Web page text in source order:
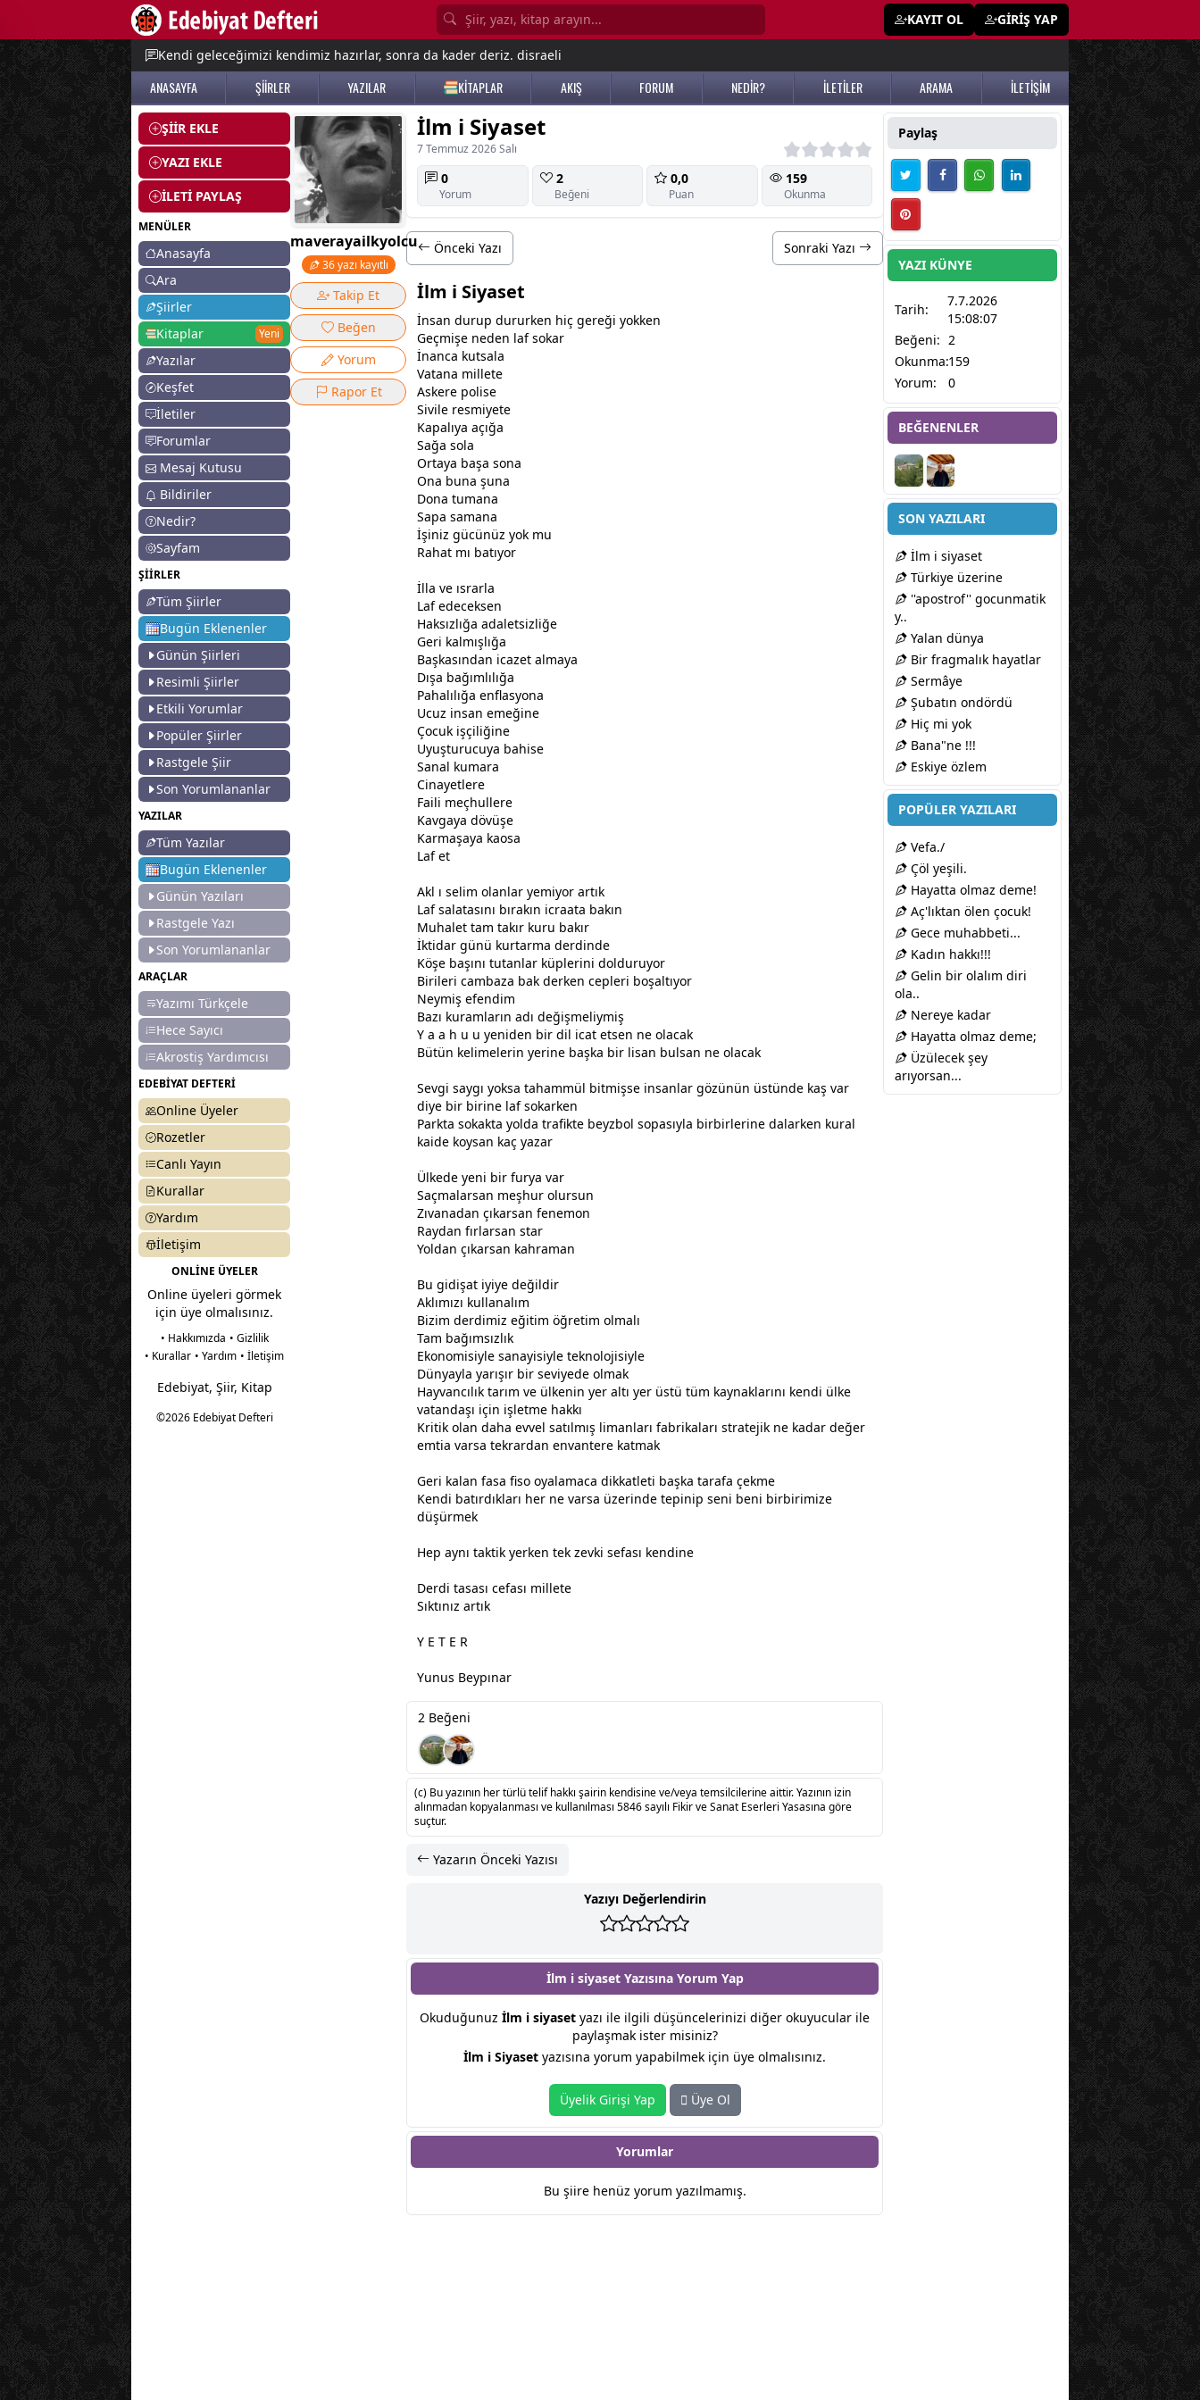
KAYIT OL GİRİŞ YAP
Kendi geleceğimizi kendimiz hazırlar, sonra da kader deriz. disraeli
ANASAYFA ŞİİRLER YAZILAR KİTAPLAR AKIŞ FORUM NEDİR? İLETİLER ARAMA İLETİŞİM
ŞİİR EKLE
YAZI EKLE
İLETİ PAYLAŞ
MENÜLER
Anasayfa
Ara
Şiirler
Kitaplar
Yeni
Yazılar
Keşfet
İletiler
Forumlar
Mesaj Kutusu
Bildiriler
Nedir?
Sayfam
ŞİİRLER
Tüm Şiirler
Bugün Eklenenler
Günün Şiirleri
Resimli Şiirler
Etkili Yorumlar
Popüler Şiirler
Rastgele Şiir
Son Yorumlananlar
YAZILAR
Tüm Yazılar
Bugün Eklenenler
Günün Yazıları
Rastgele Yazı
Son Yorumlananlar
ARAÇLAR
Yazımı Türkçele
Hece Sayıcı
Akrostiş Yardımcısı
EDEBİYAT DEFTERİ
Online Üyeler
Rozetler
Canlı Yayın
Kurallar
Yardım
İletişim
ONLİNE ÜYELER
Online üyeleri görmek
için üye olmalısınız.
• Hakkımızda • Gizlilik
• Kurallar • Yardım • İletişim
Edebiyat, Şiir, Kitap
©2026 Edebiyat Defteri
maverayailkyolcu
36 yazı kayıtlı
Takip Et
Beğen
Yorum
Rapor Et
İlm i Siyaset
7 Temmuz 2026 Salı
0
Yorum
2
Beğeni
0,0
Puan
159
Okunma
Önceki Yazı Sonraki Yazı
İlm i Siyaset
İnsan durup dururken hiç gereği yokken
Geçmişe neden laf sokar
İnanca kutsala
Vatana millete
Askere polise
Sivile resmiyete
Kapalıya açığa
Sağa sola
Ortaya başa sona
Ona buna şuna
Dona tumana
Sapa samana
İşiniz gücünüz yok mu
Rahat mı batıyor
İlla ve ısrarla
Laf edeceksen
Haksızlığa adaletsizliğe
Geri kalmışlığa
Başkasından icazet almaya
Dışa bağımlılığa
Pahalılığa enflasyona
Ucuz insan emeğine
Çocuk işçiliğine
Uyuşturucuya bahise
Sanal kumara
Cinayetlere
Faili meçhullere
Kavgaya dövüşe
Karmaşaya kaosa
Laf et
Akl ı selim olanlar yemiyor artık
Laf salatasını bırakın icraata bakın
Muhalet tam takır kuru bakır
İktidar günü kurtarma derdinde
Köşe başını tutanlar küplerini dolduruyor
Birileri cambaza bak derken cepleri boşaltıyor
Neymiş efendim
Bazı kuramların adı değişmeliymiş
Y a a h u u yeniden bir dil icat etsen ne olacak
Bütün kelimelerin yerine başka bir lisan bulsan ne olacak
Sevgi saygı yoksa tahammül bitmişse insanlar gözünün üstünde kaş var
diye bir birine laf sokarken
Parkta sokakta yolda trafikte beyzbol sopasıyla birbirlerine dalarken kural
kaide koysan kaç yazar
Ülkede yeni bir furya var
Saçmalarsan meşhur olursun
Zıvanadan çıkarsan fenemon
Raydan fırlarsan star
Yoldan çıkarsan kahraman
Bu gidişat iyiye değildir
Aklımızı kullanalım
Bizim derdimiz eğitim öğretim olmalı
Tam bağımsızlık
Ekonomisiyle sanayisiyle teknolojisiyle
Dünyayla yarışır bir seviyede olmak
Hayvancılık tarım ve ülkenin yer altı yer üstü tüm kaynaklarını kendi ülke
vatandaşı için işletme hakkı
Kritik olan daha evvel satılmış limanları fabrikaları stratejik ne kadar değer
emtia varsa tekrardan envantere katmak
Geri kalan fasa fiso oyalamaca dikkatleti başka tarafa çekme
Kendi batırdıkları her ne varsa üzerinde tepinip seni beni birbirimize
düşürmek
Hep aynı taktik yerken tek zevki sefası kendine
Derdi tasası cefası millete
Sıktınız artık
Y E T E R
Yunus Beypınar
2 Beğeni
(c) Bu yazının her türlü telif hakkı şairin kendisine ve/veya temsilcilerine aittir. Yazının izin
alınmadan kopyalanması ve kullanılması 5846 sayılı Fikir ve Sanat Eserleri Yasasına göre
suçtur.
Yazarın Önceki Yazısı
Yazıyı Değerlendirin
İlm i siyaset Yazısına Yorum Yap
Okuduğunuz İlm i siyaset yazı ile ilgili düşüncelerinizi diğer okuyucular ile
paylaşmak ister misiniz?
İlm i Siyaset yazısına yorum yapabilmek için üye olmalısınız.
Üyelik Girişi Yap Üye Ol
Yorumlar
Bu şiire henüz yorum yazılmamış.
Paylaş
YAZI KÜNYE
Tarih:
7.7.2026
15:08:07
Beğeni: 2
Okunma:159
Yorum:
0
BEĞENENLER
SON YAZILARI
İlm i siyaset
Türkiye üzerine
''apostrof'' gocunmatik
y..
Yalan dünya
Bir fragmalık hayatlar
Sermâye
Şubatın ondördü
Hiç mi yok
Bana"ne !!!
Eskiye özlem
POPÜLER YAZILARI
Vefa./
Çöl yeşili.
Hayatta olmaz deme!
Aç'lıktan ölen çocuk!
Gece muhabbeti...
Kadın hakkı!!!
Gelin bir olalım diri
ola..
Nereye kadar
Hayatta olmaz deme;
Üzülecek şey
arıyorsan...
menu